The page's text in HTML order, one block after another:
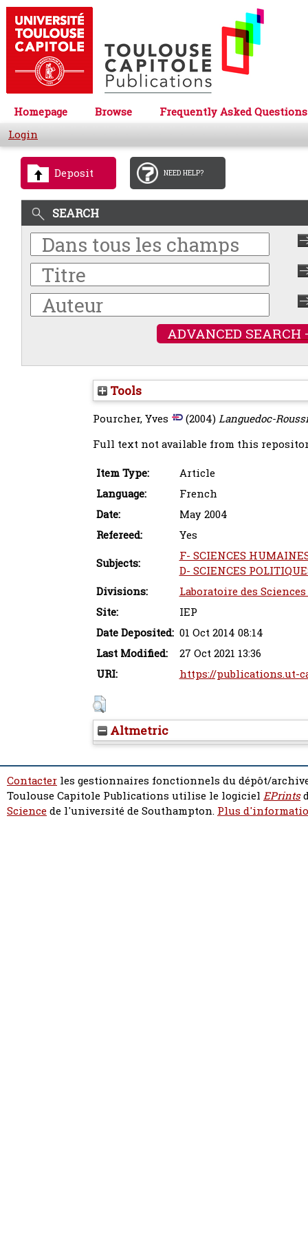
Homepage Browse
Frequently Asked Questions
Login
Deposit NEED HELP?
SEARCH
ADVANCED SEARCH
Tools
Pourcher, Yves (2004)Languedoc-
Full text not available from this
Item Type:
Article
Language:
French
Date:
May 2004
Refereed:
Yes
Subjects:
F- SCIENCES
D- SCIENCES
Divisions:
Laboratoire des
Site:
IEP
Date Deposited: 01 Oct 2014 08:14
Last Modified:
27 Oct 2021 13:36
URI:
https://publications.ut-
Altmetric
Contacter les gestionnaires fonctionnels du dépôt/
Toulouse Capitole Publications utilise le logiciel EPrints
Sciencede l'université de Southampton. Plus